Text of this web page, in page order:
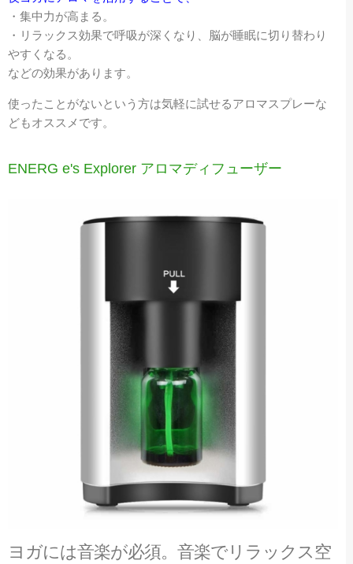
・集中力が高まる。
・リラックス効果で呼吸が深くなり、脳が睡眠に切り替わり
やすくなる。
などの効果があります。
使ったことがないという方は気軽に試せるアロマスプレーな
どもオススメです。
ENERG e's Explorer アロマディフューザー
ヨガには音楽が必須。音楽でリラックス空